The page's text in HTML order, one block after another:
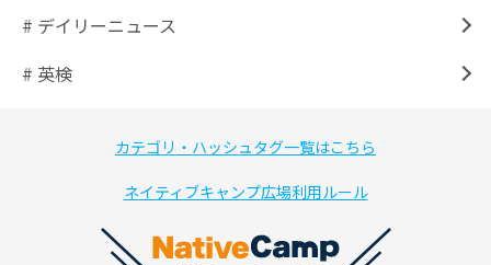
# デイリーニュース
# 英検
カテゴリ・ハッシュタグ一覧はこちら
ネイティブキャンプ広場利用ルール